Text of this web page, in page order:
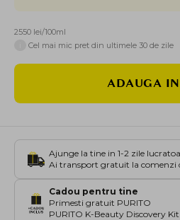
2550 lei/100ml
Cel mai mic pret din ultimele 30 de zile
ADAUGA
Ajunge la tine in 1-2 zile
Ai transport gratuit la comenzi
Cadou pentru tine
Primesti gratuit PURITO
PURITO K-Beauty Discovery